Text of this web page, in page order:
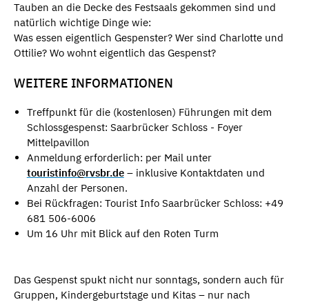
Tauben an die Decke des Festsaals gekommen sind und
natürlich wichtige Dinge wie:
Was essen eigentlich Gespenster? Wer sind Charlotte und
Ottilie? Wo wohnt eigentlich das Gespenst?
WEITERE INFORMATIONEN
Treffpunkt für die (kostenlosen) Führungen mit dem
Schlossgespenst: Saarbrücker Schloss - Foyer
Mittelpavillon
Anmeldung erforderlich: per Mail unter
touristinfo@rvsbr.de– inklusive Kontaktdaten und
Anzahl der Personen.
Bei Rückfragen: Tourist Info Saarbrücker Schloss: +49
681 506-6006
Um 16 Uhr mit Blick auf den Roten Turm
Das Gespenst spukt nicht nur sonntags, sondern auch für
Gruppen, Kindergeburtstage und Kitas – nur nach